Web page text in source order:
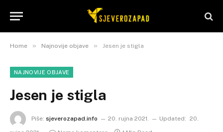
Home » Najnovije objave » Jesen je stigla
NAJNOVIJE OBJAVE
Jesen je stigla
Piše: sjeverozapad.info 20. rujna 2021. Updated: 20.